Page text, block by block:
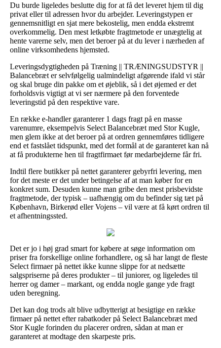
Du burde ligeledes beslutte dig for at få det leveret hjem til dig
privat eller til adressen hvor du arbejder. Leveringstypen er
gennemsnitligt en sjat mere bekostelig, men endda ekstremt
overkommelig. Den mest letkøbte fragtmetode er unægtelig at
hente varerne selv, men det beroer på at du lever i nærheden af
online virksomhedens hjemsted.
Leveringsdygtigheden på Træning || TRÆNINGSUDSTYR ||
Balancebræt er selvfølgelig ualmindeligt afgørende ifald vi står
og skal bruge din pakke om et øjeblik, så i det øjemed er det
forholdsvis vigtigt at vi ser nærmere på den forventede
leveringstid på den respektive vare.
En række e-handler garanterer 1 dags fragt på en masse
varenumre, eksempelvis Select Balancebræt med Stor Kugle,
men glem ikke at det beroer på at ordren gennemføres tidligere
end et fastslået tidspunkt, med det formål at de garanteret kan nå
at få produkterne hen til fragtfirmaet før medarbejderne får fri.
Indtil flere butikker på nettet garanterer gebyrfri levering, men
for det meste er det under betingelse af at man køber for en
konkret sum. Desuden kunne man gribe den mest prisbevidste
fragtmetode, der typisk – uafhængig om du befinder sig tæt på
København, Birkerød eller Vojens – vil være at få kørt ordren til
et afhentningssted.
Det er jo i høj grad smart for købere at søge information om
priser fra forskellige online forhandlere, og så har langt de fleste
Select firmaer på nettet ikke kunne slippe for at nedsætte
salgspriserne på deres produkter – til juniorer, og ligeledes til
herrer og damer – markant, og endda nogle gange yde fragt
uden beregning.
Det kan dog trods alt blive udbytterigt at besigtige en række
firmaer på nettet efter rabatkoder på Select Balancebræt med
Stor Kugle forinden du placerer ordren, sådan at man er
garanteret at modtage den skarpeste pris.